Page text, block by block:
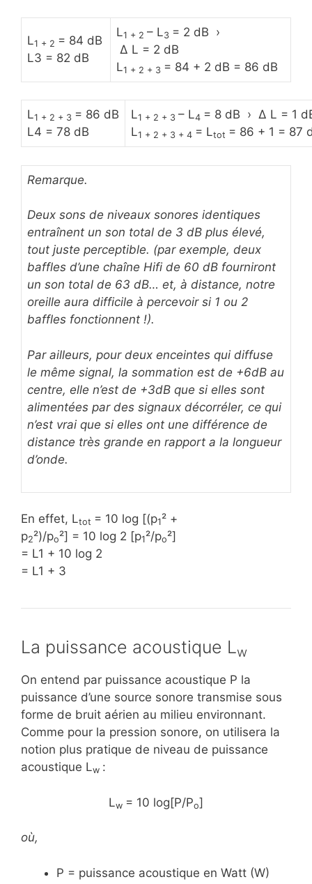
L1 + 2 = 84 dB
L3 = 82 dB
L1 + 2 – L3 = 2 dB ›
Δ L = 2 dB
L1 + 2 + 3 = 84 + 2 dB = 86 dB
L1 + 2 + 3 = 86 dB
L4 = 78 dB
L1 + 2 + 3 – L4 = 8 dB › Δ L = 1
L1 + 2 + 3 + 4 = Ltot = 86 + 1 = 87
Remarque.
Deux sons de niveaux sonores identiques
entraînent un son total de 3 dB plus élevé,
tout juste perceptible. (par exemple, deux
baffles d’une chaîne Hifi de 60 dB fourniront
un son total de 63 dB… et, à distance, notre
oreille aura difficile à percevoir si 1 ou 2
baffles fonctionnent !).
Par ailleurs, pour deux enceintes qui diffuse
le même signal, la sommation est de +6dB au
centre, elle n’est de +3dB que si elles sont
alimentées par des signaux décorréler, ce qui
n’est vrai que si elles ont une différence de
distance très grande en rapport a la longueur
d’onde.
En effet, Ltot = 10 log [(p1² +
p2²)/po²] = 10 log 2 [p1²/po²]
= L1 + 10 log 2
= L1 + 3
La puissance acoustique Lw
On entend par puissance acoustique P la
puissance d’une source sonore transmise sous
forme de bruit aérien au milieu environnant.
Comme pour la pression sonore, on utilisera la
notion plus pratique de niveau de puissance
acoustique Lw :
Lw = 10 log[P/Po]
où,
P = puissance acoustique en Watt (W)